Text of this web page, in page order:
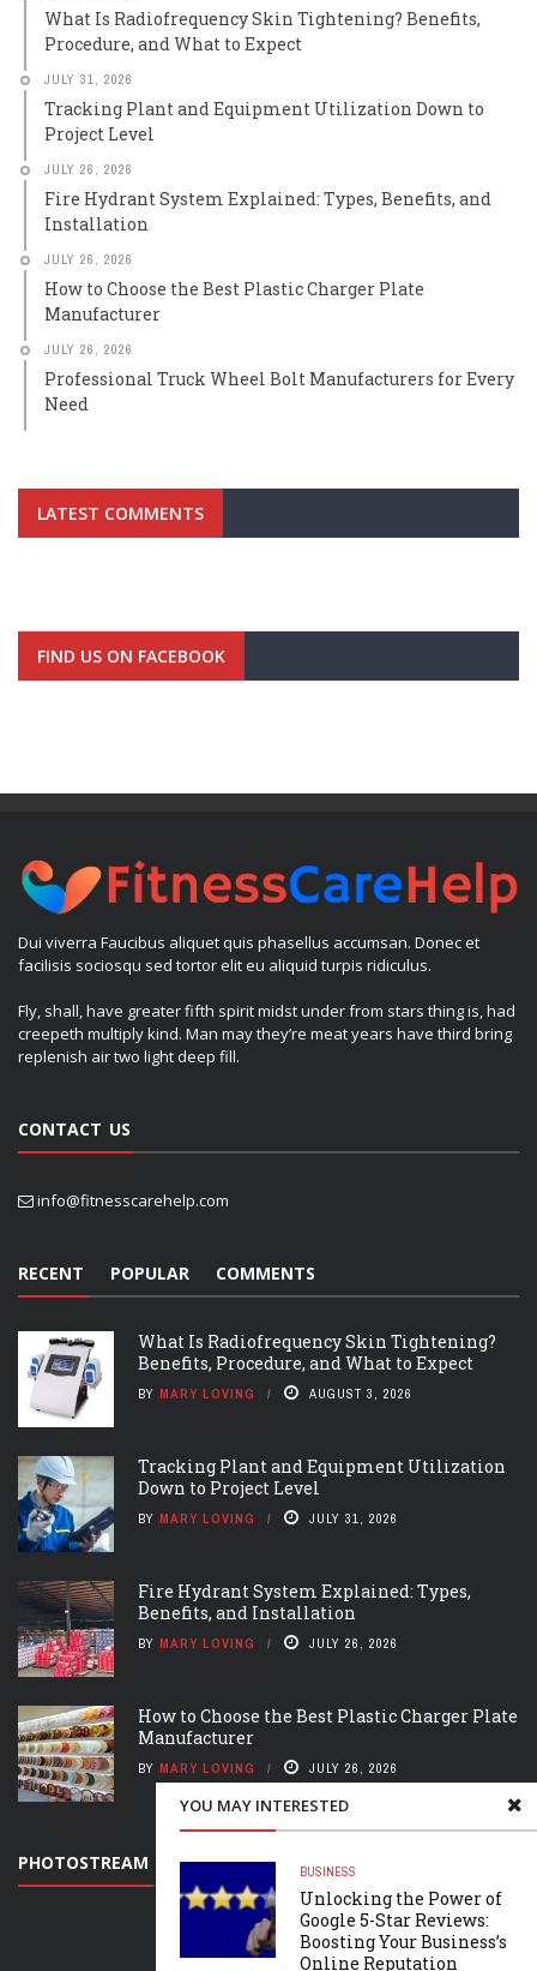
YOU MAY INTERESTED
BUSINESS
Unlocking the Power of
Google 5-Star Reviews:
Boosting Your Business’s
Online Reputation
What Is Radiofrequency Skin Tightening? Benefits,
Procedure, and What to Expect
JULY 31, 2026
Tracking Plant and Equipment Utilization Down to
Project Level
JULY 26, 2026
Fire Hydrant System Explained: Types, Benefits, and
Installation
JULY 26, 2026
How to Choose the Best Plastic Charger Plate
Manufacturer
JULY 26, 2026
Professional Truck Wheel Bolt Manufacturers for Every
Need
LATEST COMMENTS
FIND US ON FACEBOOK
Dui viverra Faucibus aliquet quis phasellus accumsan. Donec et
facilisis sociosqu sed tortor elit eu aliquid turpis ridiculus.
Fly, shall, have greater fifth spirit midst under from stars thing is, had
creepeth multiply kind. Man may they’re meat years have third bring
replenish air two light deep fill.
CONTACT US
info@fitnesscarehelp.com
RECENT POPULAR COMMENTS
What Is Radiofrequency Skin Tightening?
Benefits, Procedure, and What to Expect
BY MARY LOVING AUGUST 3, 2026
Tracking Plant and Equipment Utilization
Down to Project Level
BY MARY LOVING JULY 31, 2026
Fire Hydrant System Explained: Types,
Benefits, and Installation
BY MARY LOVING JULY 26, 2026
How to Choose the Best Plastic Charger Plate
Manufacturer
BY MARY LOVING JULY 26, 2026
PHOTOSTREAM